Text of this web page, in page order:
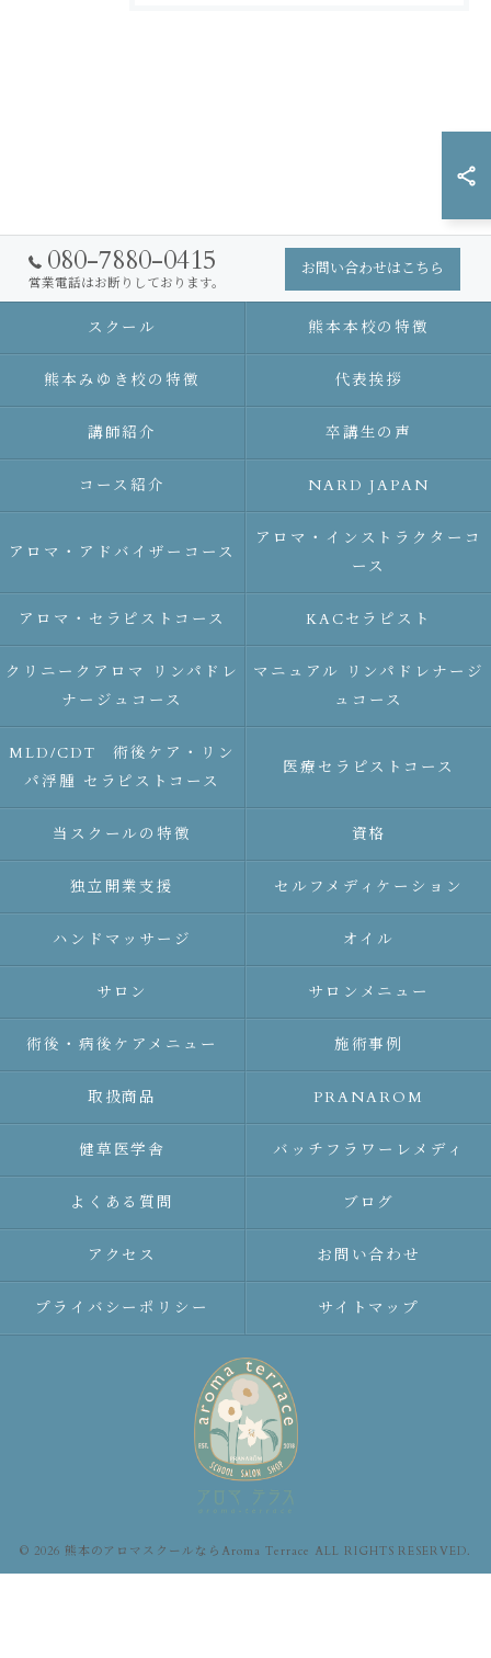
080-7880-0415
営業電話はお断りしております。
お問い合わせはこちら
スクール 熊本本校の特徴
熊本みゆき校の特徴 代表挨拶
講師紹介 卒講生の声
コース紹介 NARD JAPAN
アロマ・アドバイザーコース
アロマ・インストラクターコ
ース
アロマ・セラピストコース KACセラピスト
クリニークアロマ リンパドレ
ナージュコース
マニュアル リンパドレナージ
ュコース
MLD/CDT 術後ケア・リン
パ浮腫 セラピストコース
医療セラピストコース
当スクールの特徴 資格
独立開業支援 セルフメディケーション
ハンドマッサージ オイル
サロン サロンメニュー
術後・病後ケアメニュー 施術事例
取扱商品 PRANAROM
健草医学舎 バッチフラワーレメディ
よくある質問 ブログ
アクセス お問い合わせ
プライバシーポリシー サイトマップ
© 2026 熊本のアロマスクールならAroma Terrace ALL RIGHTS RESERVED.